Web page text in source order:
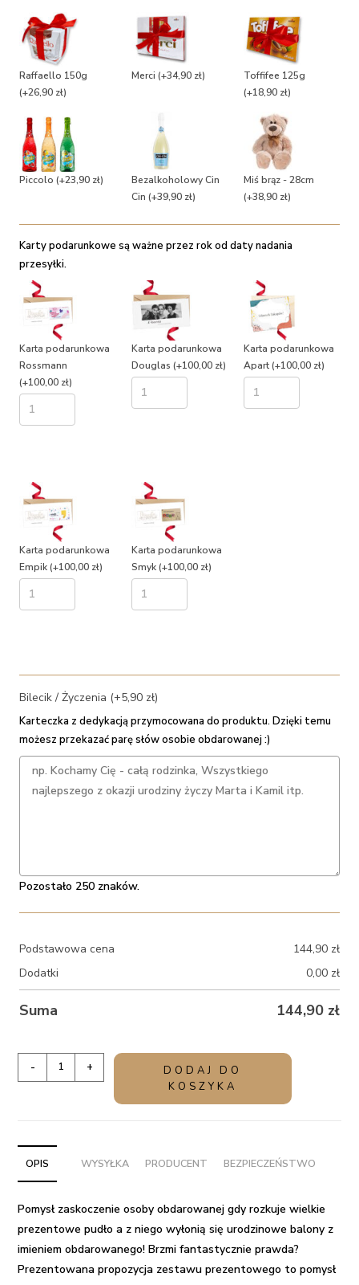
Raffaello 150g
(+26,90 zł)
Merci (+34,90 zł)
Toffifee 125g
(+18,90 zł)
Piccolo (+23,90 zł)
Bezalkoholowy Cin
Cin (+39,90 zł)
Miś brąz - 28cm
(+38,90 zł)
Karty podarunkowe są ważne przez rok od daty nadania
przesyłki.
Karta podarunkowa
Rossmann
(+100,00 zł)
Karta podarunkowa
Douglas (+100,00 zł)
Karta podarunkowa
Apart(+100,00 zł)
Karta podarunkowa
Empik(+100,00 zł)
Karta podarunkowa
Smyk(+100,00 zł)
Bilecik / Życzenia (+5,90 zł)
Karteczka z dedykacją przymocowana do produktu. Dzięki temu
możesz przekazać parę słów osobie obdarowanej :)
Pozostało 250 znaków.
Podstawowa cena 144,90 zł
Dodatki
0,00 zł
Suma 144,90 zł
Balony
na
urodziny
-
Wszystkiego
najlepszego
+
imię
- +
DODAJ DO
KOSZYKA
OPIS WYSYŁKA PRODUCENT BEZPIECZEŃSTWO
Pomysł zaskoczenie osoby obdarowanej gdy rozkuje wielkie
prezentowe pudło a z niego wyłonią sięurodzinowe balony z
imieniem obdarowanego! Brzmi fantastycznie prawda?
Prezentowana propozycja zestawu prezentowego to pomysł